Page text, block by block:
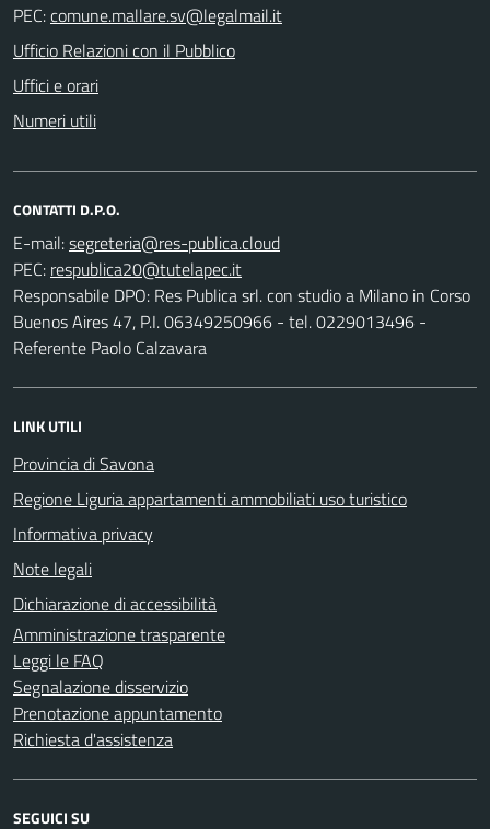
PEC:
Ufficio Relazioni con il Pubblico
Uffici e orari
Numeri utili
CONTATTI D.P.O.
E-mail:
PEC:
Responsabile DPO: Res Publica srl. con studio a Milano in Corso
Buenos Aires 47, P.I. 06349250966 - tel. 0229013496 -
Referente Paolo Calzavara
LINK UTILI
Provincia di Savona
Regione Liguria appartamenti ammobiliati uso turistico
Informativa privacy
Note legali
Dichiarazione di accessibilità
Amministrazione trasparente
Leggi le FAQ
Segnalazione disservizio
Prenotazione appuntamento
Richiesta d'assistenza
SEGUICI SU